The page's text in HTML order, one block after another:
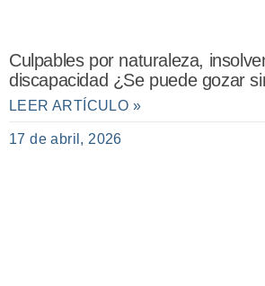
Culpables por naturaleza,
discapacidad ¿Se puede gozar
LEER ARTÍCULO »
17 de abril, 2026